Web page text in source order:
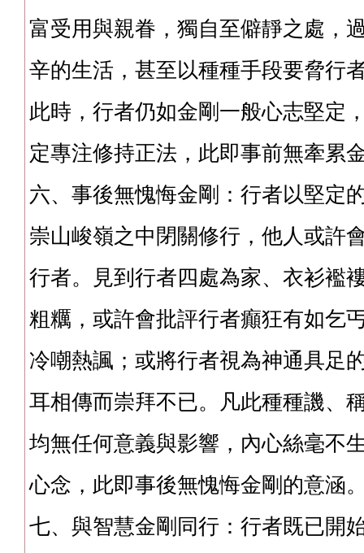
富受用與親眷，獨自至僻靜之處，
辛的生活，甚至以種種手段要脅行
此時，行者仍如金剛一般心志堅定
定專注修持正法，此即事前無牽累
六、事後無愧悔金剛：行者以堅定
崇山峻嶺之中閉關修行，他人或許
行者。見到行者四處為家、衣衫襤
粗糲，或許會批評行者癲狂有如乞
冷嘲熱諷；或將行者視為神通具足
耳相傳而崇拜不已。凡此種種譏、
均無任何意義與影響，內心絲毫不
心念，此即事後無愧悔金剛的意涵
七、與智慧金剛同行：行者既已開